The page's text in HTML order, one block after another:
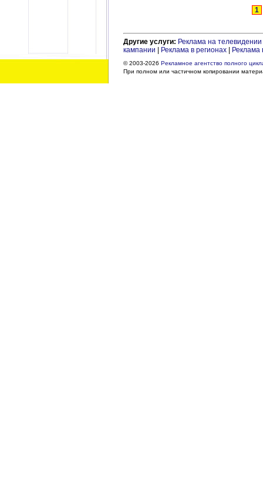
1
Другие услуги: Реклама на телевидении
кампании
Реклама в регионах Реклама
© 2003-2026 Рекламное агентство полного
При полном или частичном копировании